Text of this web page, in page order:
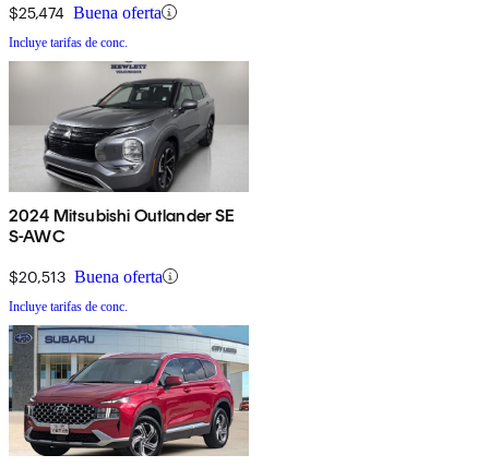
$25,474 Buena oferta
Incluye tarifas de conc.
2024 Mitsubishi Outlander SE
S-AWC
$20,513 Buena oferta
Incluye tarifas de conc.